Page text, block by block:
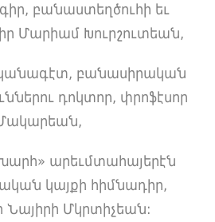
բանաստեղծուհի եւ
Մարիամ Խուրշուտեան,
բանասիրական
դոկտոր, փրոֆէսոր
արեւմտահայերէն
կայքի հիմնադիր,
Նայիրի Մկրտիչեան: